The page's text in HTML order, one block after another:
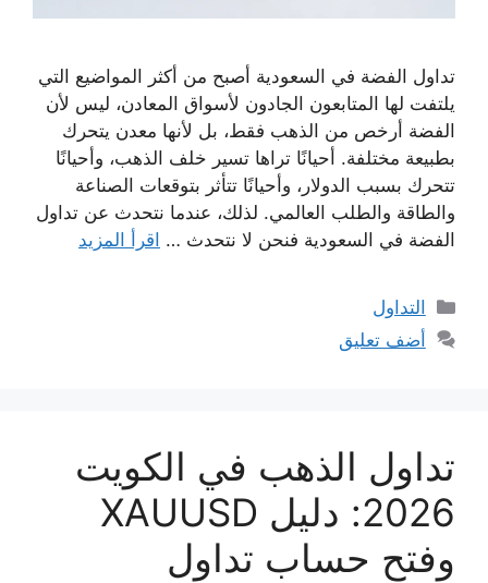
تداول الفضة في السعودية أصبح من أكثر المواضيع التي
يلتفت لها المتابعون الجادون لأسواق المعادن، ليس لأن
الفضة أرخص من الذهب فقط، بل لأنها معدن يتحرك
بطبيعة مختلفة. أحيانًا تراها تسير خلف الذهب، وأحيانًا
تتحرك بسبب الدولار، وأحيانًا تتأثر بتوقعات الصناعة
والطاقة والطلب العالمي. لذلك، عندما نتحدث عن تداول
الفضة في السعودية فنحن لا نتحدث … اقرأ المزيد
التصنيفات
التداول
أضف تعليق
تداول الذهب في الكويت
2026: دليل XAUUSD
وفتح حساب تداول